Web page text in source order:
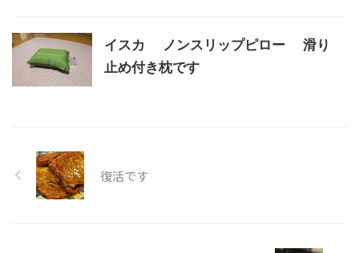
イスカ ノンスリップピロー 滑り
止め付き枕です
復活です